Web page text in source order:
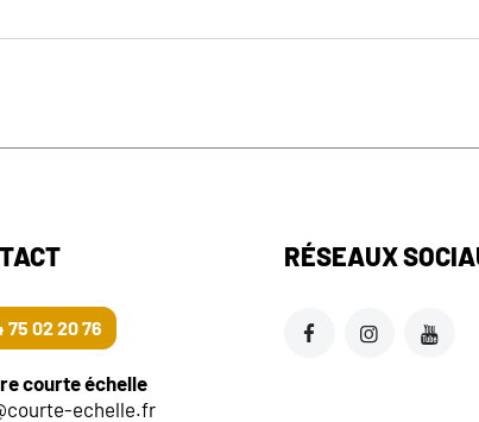
75 02 20 76
courte échelle
echelle.fr
RÉSEAUX